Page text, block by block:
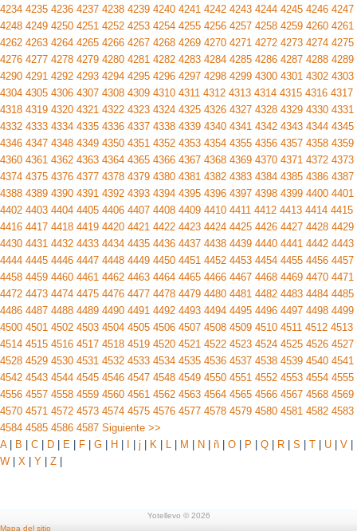
4234 4235 4236 4237 4238 4239 4240 4241 4242 4243 4244 4245 4246 4247
4248 4249 4250 4251 4252 4253 4254 4255 4256 4257 4258 4259 4260 4261
4262 4263 4264 4265 4266 4267 4268 4269 4270 4271 4272 4273 4274 4275
4276 4277 4278 4279 4280 4281 4282 4283 4284 4285 4286 4287 4288 4289
4290 4291 4292 4293 4294 4295 4296 4297 4298 4299 4300 4301 4302 4303
4304 4305 4306 4307 4308 4309 4310 4311 4312 4313 4314 4315 4316 4317
4318 4319 4320 4321 4322 4323 4324 4325 4326 4327 4328 4329 4330 4331
4332 4333 4334 4335 4336 4337 4338 4339 4340 4341 4342 4343 4344 4345
4346 4347 4348 4349 4350 4351 4352 4353 4354 4355 4356 4357 4358 4359
4360 4361 4362 4363 4364 4365 4366 4367 4368 4369 4370 4371 4372 4373
4374 4375 4376 4377 4378 4379 4380 4381 4382 4383 4384 4385 4386 4387
4388 4389 4390 4391 4392 4393 4394 4395 4396 4397 4398 4399 4400 4401
4402 4403 4404 4405 4406 4407 4408 4409 4410 4411 4412 4413 4414 4415
4416 4417 4418 4419 4420 4421 4422 4423 4424 4425 4426 4427 4428 4429
4430 4431 4432 4433 4434 4435 4436 4437 4438 4439 4440 4441 4442 4443
4444 4445 4446 4447 4448 4449 4450 4451 4452 4453 4454 4455 4456 4457
4458 4459 4460 4461 4462 4463 4464 4465 4466 4467 4468 4469 4470 4471
4472 4473 4474 4475 4476 4477 4478 4479 4480 4481 4482 4483 4484 4485
4486 4487 4488 4489 4490 4491 4492 4493 4494 4495 4496 4497 4498 4499
4500 4501 4502 4503 4504 4505 4506 4507 4508 4509 4510 4511 4512 4513
4514 4515 4516 4517 4518 4519 4520 4521 4522 4523 4524 4525 4526 4527
4528 4529 4530 4531 4532 4533 4534 4535 4536 4537 4538 4539 4540 4541
4542 4543 4544 4545 4546 4547 4548 4549 4550 4551 4552 4553 4554 4555
4556 4557 4558 4559 4560 4561 4562 4563 4564 4565 4566 4567 4568 4569
4570 4571 4572 4573 4574 4575 4576 4577 4578 4579 4580 4581 4582 4583
4584 4585 4586 4587 Siguiente >>
A| B C D E F G H j K L M N ñ O P Q R S T U V
W
X Y Z
Yotellevo © 2026
Mapa del sitio